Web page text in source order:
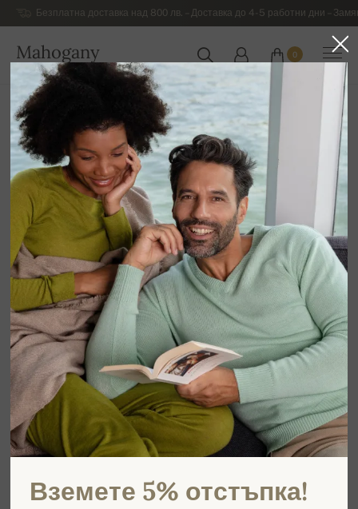
Безплатна доставка над 800 лв. – Доставка до 4-5 работни дни –
Mahogany
БЪЛГАРИЯ
0
Начална страница Разпродажба МЪЖКИ ДРЕХИ
Вземете 5% отстъпка!